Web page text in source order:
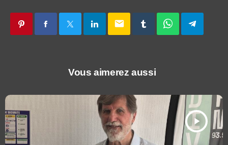
email
Vous aimerez aussi
play_arrow